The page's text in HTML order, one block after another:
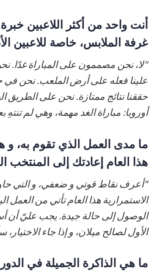
أنت واحد من أكثر اللاعبين
غرفة الملابس، خاصة للاعبين
"لا، نحن مصممون على المباراة غدًا.
علينا فعله على أرض الملعب. نحن في
حققنا نتائج ممتازة. نحن على الطريق
أوروبا: مباراة الغد مهمة، وهي لم تنتهِ
ما مدى العمل الذي تقوم به، و
هذا العام إعادتك إلى المنتخب
"أعرف نقاط قوتي و ضعفي، و التي
الاستمرارية هذا العام تأتي من
الوصول إلى حالة جيدة. يجب عليّ أن
الأول لصالح ميلان، و إذا جاء
ما هي الذاكرة الجميلة في